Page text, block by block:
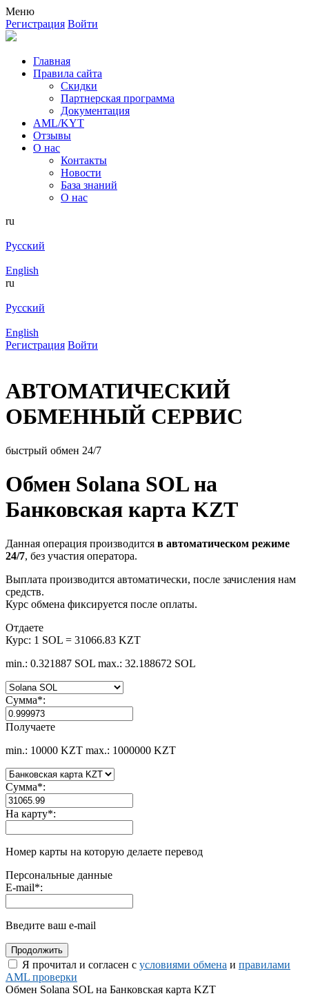
Меню
Регистрация Войти
Главная
Правила сайта
Скидки
Партнерская программа
Документация
AML/KYT
Отзывы
О нас
Контакты
Новости
База знаний
О нас
ru
Русский
English
ru
Русский
English
Регистрация Войти
АВТОМАТИЧЕСКИЙ
ОБМЕННЫЙ СЕРВИС
быстрый обмен 24/7
Обмен Solana SOL на
Банковская карта KZT
Данная операция производится в автоматическом режиме
24/7, без участия оператора.
Выплата производится автоматически, после зачисления нам
средств.
Курс обмена фиксируется после оплаты.
Отдаете
Курс: 1 SOL = 31066.83 KZT
min.: 0.321887 SOL max.: 32.188672 SOL
Сумма*:
Получаете
min.: 10000 KZT max.: 1000000 KZT
Сумма*:
На карту*:
Номер карты на которую делаете перевод
Персональные данные
E-mail*:
Введите ваш e-mail
Я прочитал и согласен с условиями обмена и правилами
AML проверки
Обмен Solana SOL на Банковская карта KZT